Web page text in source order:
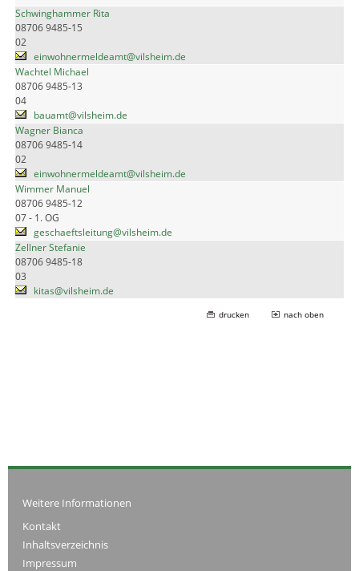
Schwinghammer Rita
08706 9485-15
02
einwohnermeldeamt@vilsheim.de
Wachtel Michael
08706 9485-13
04
bauamt@vilsheim.de
Wagner Bianca
08706 9485-14
02
einwohnermeldeamt@vilsheim.de
Wimmer Manuel
08706 9485-12
07 - 1. OG
geschaeftsleitung@vilsheim.de
Zellner Stefanie
08706 9485-18
03
kitas@vilsheim.de
drucken nach oben
Weitere Informationen
Kontakt
Inhaltsverzeichnis
Impressum